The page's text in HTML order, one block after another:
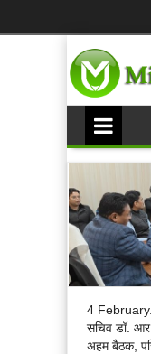
4
सचिव डॉ.
अहम बैठक,